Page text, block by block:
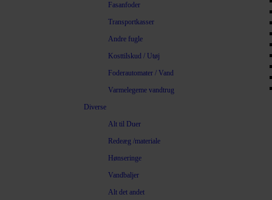
Fasanfoder
Transportkasser
Andre fugle
Kosttilskud / Utøj
Foderautomater / Vand
Varmelegeme vandtrug
Diverse
Alt til Duer
Redeæg /materiale
Hønseringe
Vandbaljer
Alt det andet